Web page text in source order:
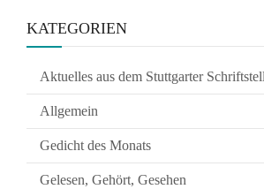
KATEGORIEN
Aktuelles aus dem Stuttgarter
Allgemein
Gedicht des Monats
Gelesen, Gehört, Gesehen